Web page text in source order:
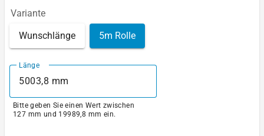
Variante
Wunschlänge 5m Rolle
Länge
Bitte geben Sie einen Wert zwischen
127 mm und 19989,8 mm ein.